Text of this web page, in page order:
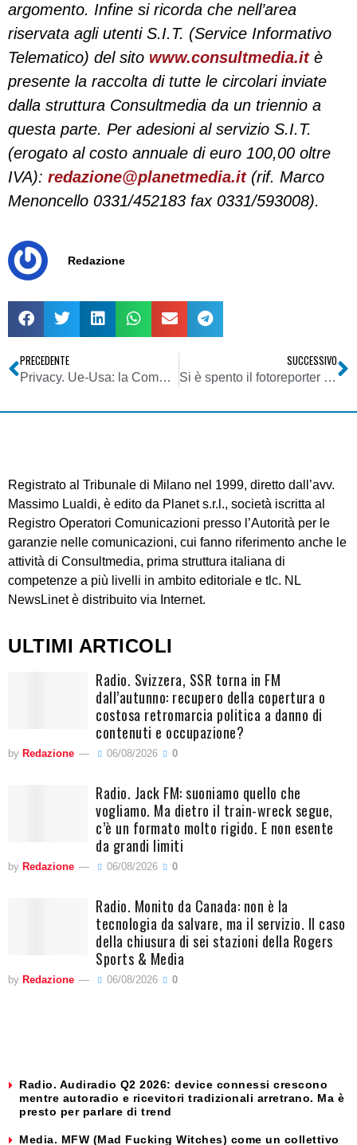
argomento. Infine si ricorda che nell’area
riservata agli utenti S.I.T. (Service Informativo
Telematico) del sito www.consultmedia.itè
presente la raccolta di tutte le circolari inviate
dalla struttura Consultmedia da un triennio a
questa parte. Per adesioni al servizio S.I.T.
(erogato al costo annuale di euro 100,00 oltre
IVA): redazione@planetmedia.it(rif. Marco
Menoncello 0331/452183 fax 0331/593008).
Redazione
PRECEDENTE
Privacy. Ue-Usa: la Commissione lancia una consultazione sulla protezione dei dati
SUCCESSIVO
Si è spento il fotoreporter Stefano Guatelli. Fu lui a scovare Ferdinando Carretta a Londra
Registrato al Tribunale di Milano nel 1999, diretto dall’avv.
Massimo Lualdi, è edito da Planet s.r.l., società iscritta al
Registro Operatori Comunicazioni presso l’Autorità per le
garanzie nelle comunicazioni, cui fanno riferimento anche le
attività di Consultmedia, prima struttura italiana di
competenze a più livelli in ambito editoriale e tlc. NL
NewsLinet è distribuito via Internet.
ULTIMI ARTICOLI
Radio. Svizzera, SSR torna in FM
dall’autunno: recupero della copertura o
costosa retromarcia politica a danno di
contenuti e occupazione?
by Redazione 06/08/2026 0
Radio. Jack FM: suoniamo quello che
vogliamo. Ma dietro il train-wreck segue,
c’è un formato molto rigido. E non esente
da grandi limiti
by Redazione 06/08/2026 0
Radio. Monito da Canada: non è la
tecnologia da salvare, ma il servizio. Il caso
della chiusura di sei stazioni della Rogers
Sports & Media
by Redazione 06/08/2026 0
Radio. Audiradio Q2 2026: device connessi crescono
mentre autoradio e ricevitori tradizionali arretrano. Ma è
presto per parlare di trend
Media. MFW (Mad Fucking Witches) come un collettivo